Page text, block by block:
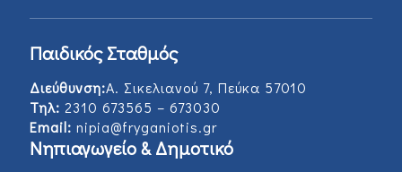
Παιδικός Σταθμός
Διεύθυνση:Α. Σικελιανού 7, Πεύκα 57010
Τηλ: 2310 673565 – 673030
Email: nipia@fryganiotis.gr
Νηπιαγωγείο & Δημοτικό